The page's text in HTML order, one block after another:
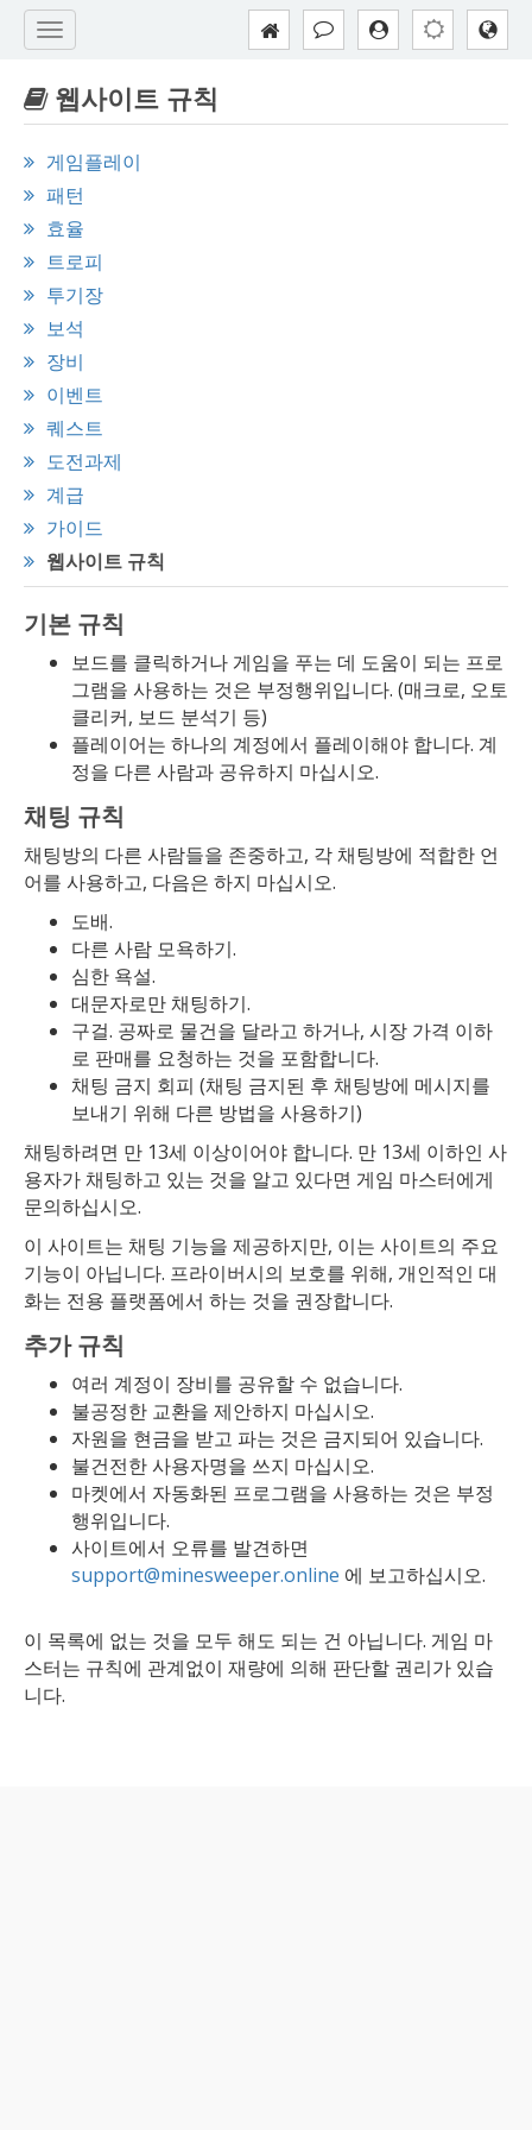
웹사이트 규칙
게임플레이
패턴
효율
트로피
투기장
보석
장비
이벤트
퀘스트
도전과제
계급
가이드
웹사이트 규칙
기본 규칙
보드를 클릭하거나 게임을 푸는 데 도움이 되는 프로
그램을 사용하는 것은 부정행위입니다. (매크로, 오토
클리커, 보드 분석기 등)
플레이어는 하나의 계정에서 플레이해야 합니다. 계
정을 다른 사람과 공유하지 마십시오.
채팅 규칙
채팅방의 다른 사람들을 존중하고, 각 채팅방에 적합한 언
어를 사용하고, 다음은 하지 마십시오.
도배.
다른 사람 모욕하기.
심한 욕설.
대문자로만 채팅하기.
구걸. 공짜로 물건을 달라고 하거나, 시장 가격 이하
로 판매를 요청하는 것을 포함합니다.
채팅 금지 회피 (채팅 금지된 후 채팅방에 메시지를
보내기 위해 다른 방법을 사용하기)
채팅하려면 만 13세 이상이어야 합니다. 만 13세 이하인 사
용자가 채팅하고 있는 것을 알고 있다면 게임 마스터에게
문의하십시오.
이 사이트는 채팅 기능을 제공하지만, 이는 사이트의 주요
기능이 아닙니다. 프라이버시의 보호를 위해, 개인적인 대
화는 전용 플랫폼에서 하는 것을 권장합니다.
추가 규칙
여러 계정이 장비를 공유할 수 없습니다.
불공정한 교환을 제안하지 마십시오.
자원을 현금을 받고 파는 것은 금지되어 있습니다.
불건전한 사용자명을 쓰지 마십시오.
마켓에서 자동화된 프로그램을 사용하는 것은 부정
행위입니다.
사이트에서 오류를 발견하면
support@minesweeper.online 에 보고하십시오.
이 목록에 없는 것을 모두 해도 되는 건 아닙니다. 게임 마
스터는 규칙에 관계없이 재량에 의해 판단할 권리가 있습
니다.